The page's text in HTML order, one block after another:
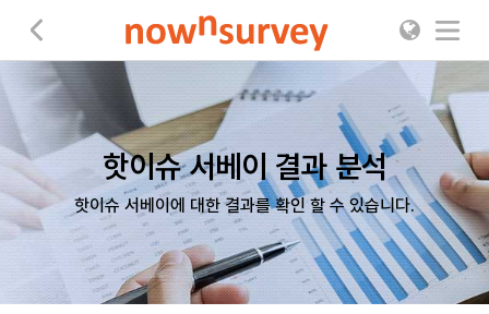
핫이슈 서베이 결과 분석
핫이슈 서베이에 대한 결과를 확인 할 수 있습니다.